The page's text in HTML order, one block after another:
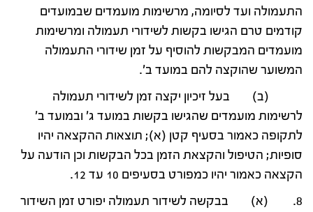
התעמולה ועד לסיומה, מרשימות מועמדים שבמועדים
קודמים טרם הגישו בקשות לשידורי תעמולה ומרשימות
מועמדים המבקשות להוסיף על זמן שידורי התעמולה
המשוער שהוקצה להם במועד ב'.
(ב) בעל זיכיון יקצה זמן לשידורי תעמולה
לרשימות מועמדים שהגישו בקשות במועד ג' ובמועד ב'
לתקופה כאמור בסעיף קטן (א); תוצאות ההקצאה יהיו
סופיות; הטיפול והקצאת הזמן בכל הבקשות וכן הודעה על
הקצאה כאמור יהיו כמפורט בסעיפים 10 עד 12.
8. (א) בבקשה לשידור תעמולה יפורט זמן השידור